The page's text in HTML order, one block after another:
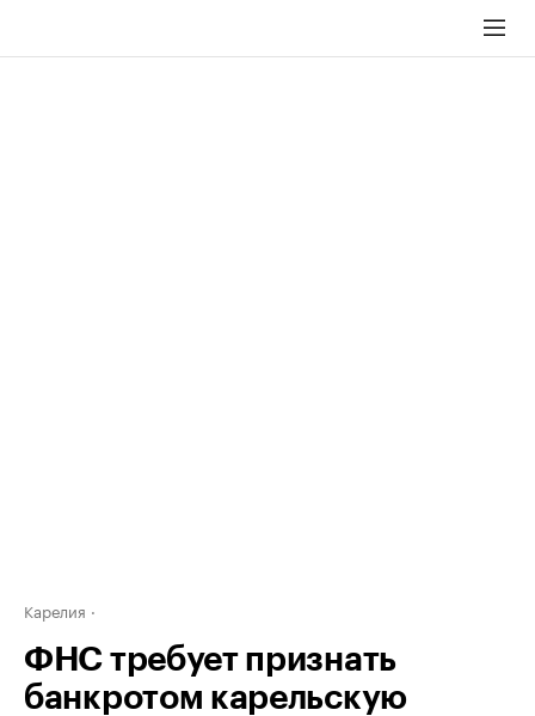
Карелия
ФНС требует признать
банкротом карельскую